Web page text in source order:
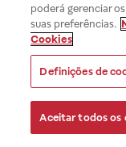
poderá gerenciar
suas preferências.
Cookies
Definições de
Aceitar todos os